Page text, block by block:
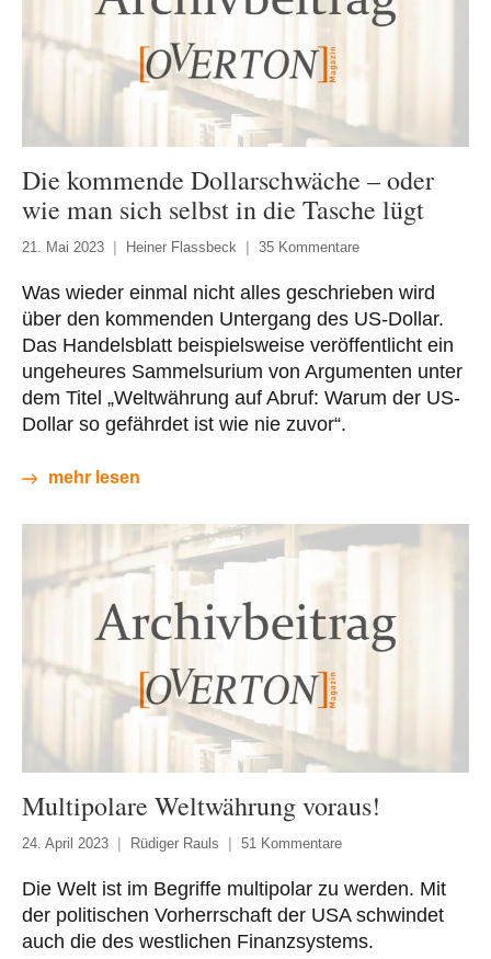
Die kommende Dollarschwäche – oder
wie man sich selbst in die Tasche lügt
21. Mai 2023 Heiner Flassbeck 35 Kommentare
Was wieder einmal nicht alles geschrieben wird
über den kommenden Untergang des US-Dollar.
Das Handelsblatt beispielsweise veröffentlicht ein
ungeheures Sammelsurium von Argumenten unter
dem Titel „Weltwährung auf Abruf: Warum der US-
Dollar so gefährdet ist wie nie zuvor“.
mehr lesen
Multipolare Weltwährung voraus!
24. April 2023 Rüdiger Rauls 51 Kommentare
Die Welt ist im Begriffe multipolar zu werden. Mit
der politischen Vorherrschaft der USA schwindet
auch die des westlichen Finanzsystems.